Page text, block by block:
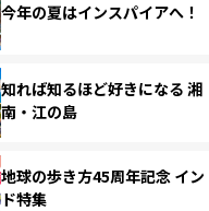
今年の夏はインスパイアへ！
知れば知るほど好きになる 湘
南・江の島
地球の歩き方45周年記念 イン
ド特集